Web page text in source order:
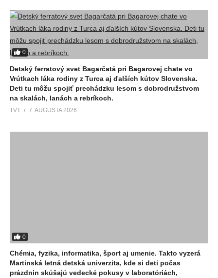
0
Detský ferratový svet Bagarčatá pri Bagarovej chate vo
Vrútkach láka rodiny z Turca aj ďalších kútov Slovenska.
Deti tu môžu spojiť prechádzku lesom s dobrodružstvom
na skalách, lanách a rebríkoch.
TVT 7. AUGUSTA 2026
0
Chémia, fyzika, informatika, šport aj umenie. Takto vyzerá
Martinská letná detská univerzita, kde si deti počas
prázdnin skúšajú vedecké pokusy v laboratóriách,